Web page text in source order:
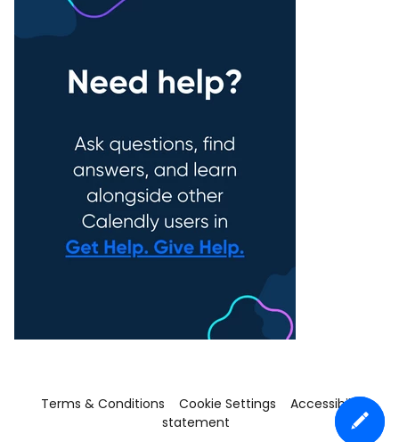
Terms & Conditions Cookie Settings
Accessibility
statement